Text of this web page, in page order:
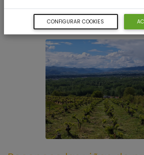
CONFIGURAR COOKIES